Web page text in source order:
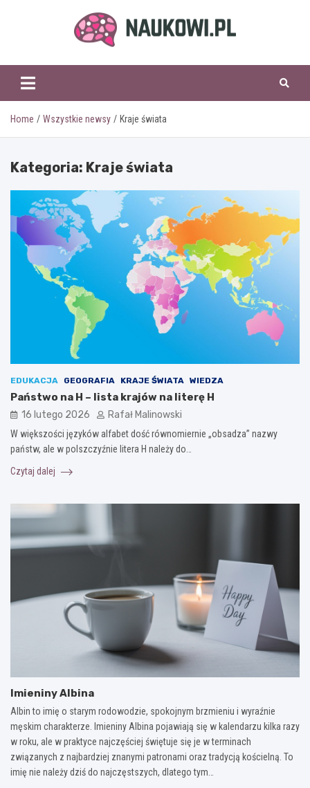
naukowi.pl
Home Wszystkie newsy Kraje świata
Kategoria: Kraje świata
EDUKACJA GEOGRAFIA KRAJE ŚWIATA WIEDZA
Państwo na H – lista krajów na literę H
16 lutego 2026 Rafał Malinowski
W większości języków alfabet dość równomiernie „obsadza” nazwy
państw, ale w polszczyźnie litera H należy do…
Czytaj dalej
Imieniny Albina
Albin to imię o starym rodowodzie, spokojnym brzmieniu i wyraźnie
męskim charakterze. Imieniny Albina pojawiają się w kalendarzu kilka razy
w roku, ale w praktyce najczęściej świętuje się je w terminach
związanych z najbardziej znanymi patronami oraz tradycją kościelną. To
imię nie należy dziś do najczęstszych, dlatego tym…